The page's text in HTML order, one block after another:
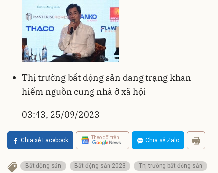
Thị trường bất động sản đang trạng khan
hiếm nguồn cung nhà ở xã hội
03:43, 25/09/2023
Chia sẻ Facebook Theo dõi trên Chia sẻ Zalo
Bất động sản Bất động sản 2023
Thị trường bất động sản